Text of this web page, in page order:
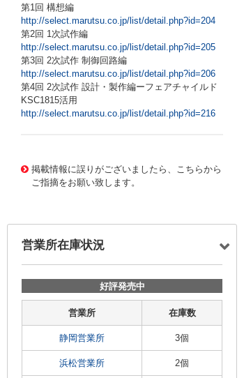
第1回 構想編
http://select.marutsu.co.jp/list/detail.php?id=204
第2回 1次試作編
http://select.marutsu.co.jp/list/detail.php?id=205
第3回 2次試作 制御回路編
http://select.marutsu.co.jp/list/detail.php?id=206
第4回 2次試作 設計・製作編ーフェアチャイルド
KSC1815活用
http://select.marutsu.co.jp/list/detail.php?id=216
掲載情報に誤りがございましたら、こちらから
ご指摘をお願い致します。
営業所在庫状況
好評発売中
営業所 在庫数
静岡営業所 3個
浜松営業所 2個